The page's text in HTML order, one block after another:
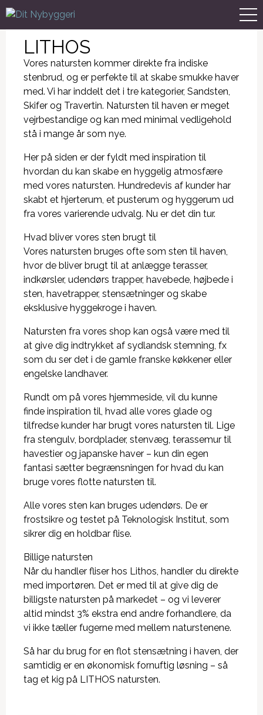
LITHOS
Vores natursten kommer direkte fra indiske
stenbrud, og er perfekte til at skabe smukke haver
med. Vi har inddelt det i tre kategorier, Sandsten,
Skifer og Travertin. Natursten til haven er meget
vejrbestandige og kan med minimal vedligehold
stå i mange år som nye.
Her på siden er der fyldt med inspiration til
hvordan du kan skabe en hyggelig atmosfære
med vores natursten. Hundredevis af kunder har
skabt et hjerterum, et pusterum og hyggerum ud
fra vores varierende udvalg. Nu er det din tur.
Hvad bliver vores sten brugt til
Vores natursten bruges ofte som sten til haven,
hvor de bliver brugt til at anlægge terasser,
indkørsler, udendørs trapper, havebede, højbede i
sten, havetrapper, stensætninger og skabe
eksklusive hyggekroge i haven.
Natursten fra vores shop kan også være med til
at give dig indtrykket af sydlandsk stemning, fx
som du ser det i de gamle franske køkkener eller
engelske landhaver.
Rundt om på vores hjemmeside, vil du kunne
finde inspiration til, hvad alle vores glade og
tilfredse kunder har brugt vores natursten til. Lige
fra stengulv, bordplader, stenvæg, terassemur til
havestier og japanske haver – kun din egen
fantasi sætter begrænsningen for hvad du kan
bruge vores flotte natursten til.
Alle vores sten kan bruges udendørs. De er
frostsikre og testet på Teknologisk Institut, som
sikrer dig en holdbar flise.
Billige natursten
Når du handler fliser hos Lithos, handler du direkte
med importøren. Det er med til at give dig de
billigste natursten på markedet – og vi leverer
altid mindst 3% ekstra end andre forhandlere, da
vi ikke tæller fugerne med mellem naturstenene.
Så har du brug for en flot stensætning i haven, der
samtidig er en økonomisk fornuftig løsning – så
tag et kig på LITHOS natursten.